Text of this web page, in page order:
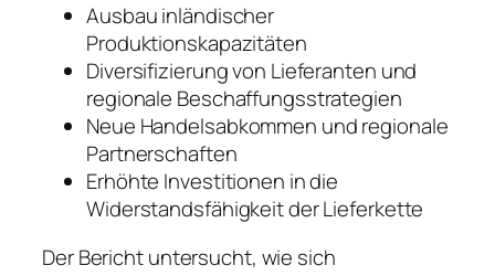
Ausbau inländischer
Produktionskapazitäten
Diversifizierung von Lieferanten und
regionale Beschaffungsstrategien
Neue Handelsabkommen und regionale
Partnerschaften
Erhöhte Investitionen in die
Widerstandsfähigkeit der Lieferkette
Der Bericht untersucht, wie sich